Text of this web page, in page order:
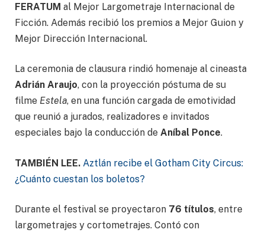
FERATUM al Mejor Largometraje Internacional de
Ficción. Además recibió los premios a Mejor Guion y
Mejor Dirección Internacional.
La ceremonia de clausura rindió homenaje al cineasta
Adrián Araujo, con la proyección póstuma de su
filme Estela, en una función cargada de emotividad
que reunió a jurados, realizadores e invitados
especiales bajo la conducción de Aníbal Ponce.
TAMBIÉN LEE. Aztlán recibe el Gotham City Circus:
¿Cuánto cuestan los boletos?
Durante el festival se proyectaron 76 títulos, entre
largometrajes y cortometrajes. Contó con